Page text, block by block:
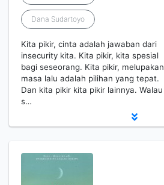
Dana Sudartoyo
Kita pikir, cinta adalah jawaban dari
insecurity kita. Kita pikir, kita spesial
bagi seseorang. Kita pikir, melupakan
masa lalu adalah pilihan yang tepat.
Dan kita pikir kita pikir lainnya. Walau
s…